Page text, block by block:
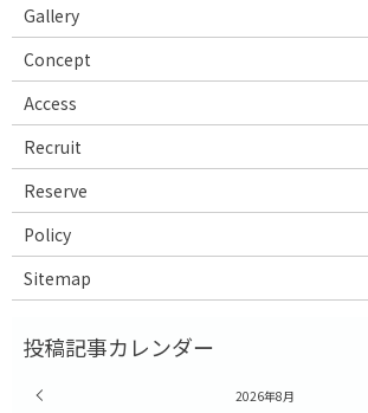
Gallery
Concept
Access
Recruit
Reserve
Policy
Sitemap
2026年8月